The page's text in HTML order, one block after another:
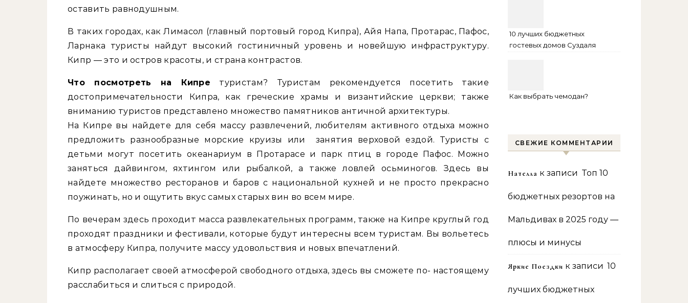
оставить равнодушным.
В таких городах, как Лимасол (главный портовый город Кипра), Айя Напа, Протарас, Пафос,
Ларнака туристы найдут высокий гостиничный уровень и новейшую инфраструктуру.
Кипр — это и остров красоты, и страна контрастов.
Что посмотреть на Кипре туристам? Туристам рекомендуется посетить такие
достопримечательности Кипра, как греческие храмы и византийские церкви; также
вниманию туристов представлено множество памятников античной архитектуры.
На Кипре вы найдете для себя массу развлечений, любителям активного отдыха можно
предложить разнообразные морские круизы или занятия верховой ездой. Туристы с
детьми могут посетить океанариум в Протарасе и парк птиц в городе Пафос. Можно
заняться дайвингом, яхтингом или рыбалкой, а также ловлей осьминогов. Здесь вы
найдете множество ресторанов и баров с национальной кухней и не просто прекрасно
поужинать, но и ощутить вкус самых старых вин во всем мире.
По вечерам здесь проходит масса развлекательных программ, также на Кипре круглый год
проходят праздники и фестивали, которые будут интересны всем туристам. Вы вольетесь
в атмосферу Кипра, получите массу удовольствия и новых впечатлений.
Кипр располагает своей атмосферой свободного отдыха, здесь вы сможете по- настоящему
расслабиться и слиться с природой.
10 лучших бюджетных
гостевых домов Суздаля
Как выбрать чемодан?
СВЕЖИЕ КОММЕНТАРИИ
Нателла к записи Топ 10
бюджетных резортов на
Мальдивах в 2025 году —
плюсы и минусы
Яркие Поездки к записи 10
лучших бюджетных